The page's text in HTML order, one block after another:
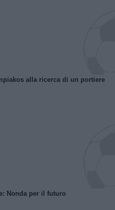
alla ricerca di un portiere
Nonda per il futuro